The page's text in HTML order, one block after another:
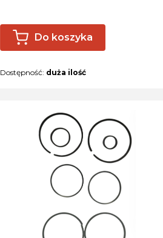
Do koszyka
Dostępność: duża ilość